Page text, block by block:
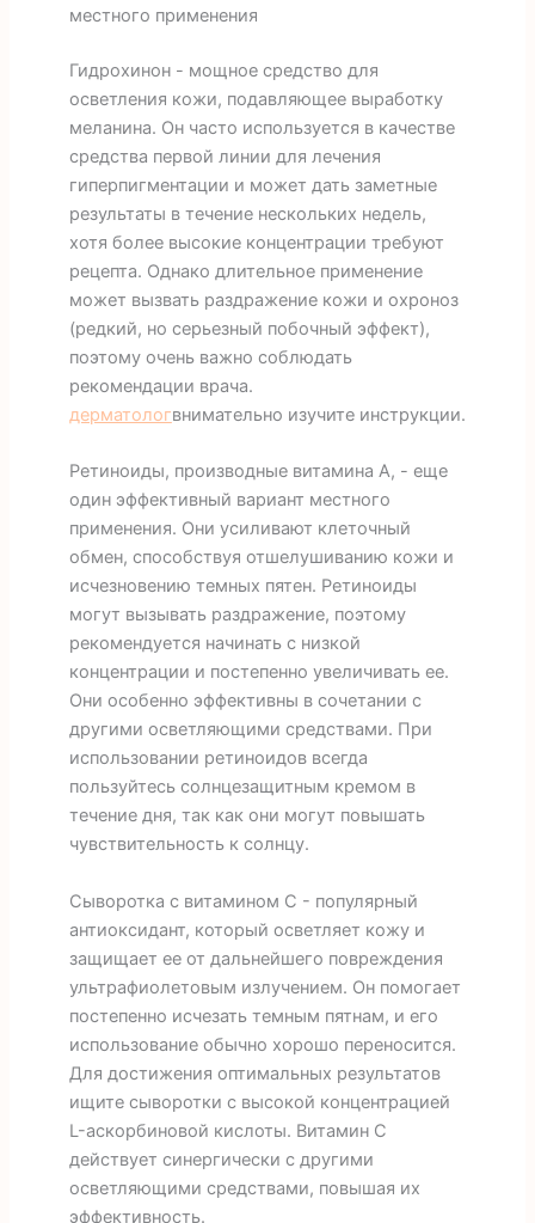
местного применения
Гидрохинон - мощное средство для
осветления кожи, подавляющее выработку
меланина. Он часто используется в качестве
средства первой линии для лечения
гиперпигментации и может дать заметные
результаты в течение нескольких недель,
хотя более высокие концентрации требуют
рецепта. Однако длительное применение
может вызвать раздражение кожи и охроноз
(редкий, но серьезный побочный эффект),
поэтому очень важно соблюдать
рекомендации врача.
дерматологвнимательно изучите инструкции.
Ретиноиды, производные витамина А, - еще
один эффективный вариант местного
применения. Они усиливают клеточный
обмен, способствуя отшелушиванию кожи и
исчезновению темных пятен. Ретиноиды
могут вызывать раздражение, поэтому
рекомендуется начинать с низкой
концентрации и постепенно увеличивать ее.
Они особенно эффективны в сочетании с
другими осветляющими средствами. При
использовании ретиноидов всегда
пользуйтесь солнцезащитным кремом в
течение дня, так как они могут повышать
чувствительность к солнцу.
Сыворотка с витамином С - популярный
антиоксидант, который осветляет кожу и
защищает ее от дальнейшего повреждения
ультрафиолетовым излучением. Он помогает
постепенно исчезать темным пятнам, и его
использование обычно хорошо переносится.
Для достижения оптимальных результатов
ищите сыворотки с высокой концентрацией
L-аскорбиновой кислоты. Витамин С
действует синергически с другими
осветляющими средствами, повышая их
эффективность.